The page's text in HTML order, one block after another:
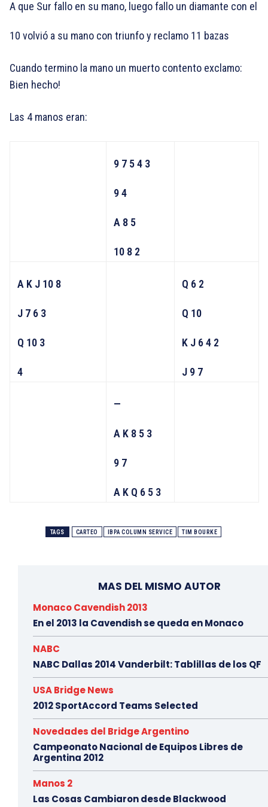
A que Sur fallo en su mano, luego fallo un diamante con el
10 volvió a su mano con triunfo y reclamo 11 bazas
Cuando termino la mano un muerto contento exclamo:
Bien hecho!
Las 4 manos eran:
9 7 5 4 3
9 4
A 8 5
10 8 2
A K J 10 8
J 7 6 3
Q 10 3
4
Q 6 2
Q 10
K J 6 4 2
J 9 7
—
A K 8 5 3
9 7
A K Q 6 5 3
TAGS CARTEO IBPA COLUMN SERVICE TIM BOURKE
MAS DEL MISMO AUTOR
Monaco Cavendish 2013
En el 2013 la Cavendish se queda en Monaco
NABC
NABC Dallas 2014 Vanderbilt: Tablillas de los QF
USA Bridge News
2012 SportAccord Teams Selected
Novedades del Bridge Argentino
Campeonato Nacional de Equipos Libres de
Argentina 2012
Manos 2
Las Cosas Cambiaron desde Blackwood